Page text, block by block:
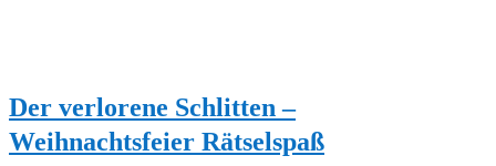
Der verlorene Schlitten –
Weihnachtsfeier Rätselspaß